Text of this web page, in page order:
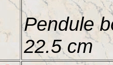
Pendule
22.5 cm